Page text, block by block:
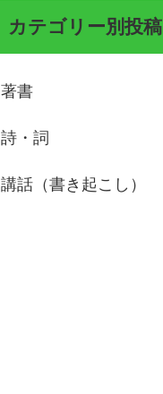
カテゴリー別投稿
著書
詩・詞
講話（書き起こし）